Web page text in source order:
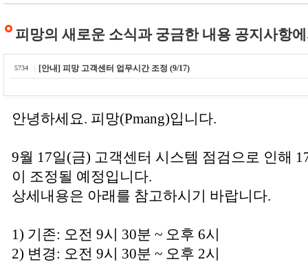
피망의 새로운 소식과 궁금한 내용 공지사항
5734 [안내] 피망 고객센터 업무시간 조정 (9/17)
안녕하세요. 피망(Pmang)입니다.
9월 17일(금) 고객센터 시스템 점검으로 인해
이 조정될 예정입니다.
상세내용은 아래를 참고하시기 바랍니다.
1) 기존: 오전 9시 30분 ~ 오후 6시
2) 변경: 오전 9시 30분 ~ 오후 2시